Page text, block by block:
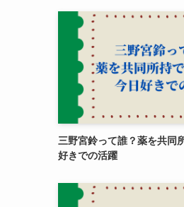
三野宮鈴って誰？薬を共同
好きでの活躍